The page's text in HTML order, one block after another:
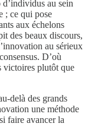
d’individus au sein
; ce qui pose
aux échelons
des beaux discours,
au sérieux
D’où
victoires plutôt que
delà des grands
une méthode
faire avancer la